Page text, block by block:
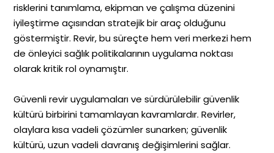
risklerini tanımlama, ekipman ve çalışma düzenini
iyileştirme açısından stratejik bir araç olduğunu
göstermiştir. Revir, bu süreçte hem veri merkezi hem
de önleyici sağlık politikalarının uygulama noktası
olarak kritik rol oynamıştır.
Güvenli revir uygulamaları ve sürdürülebilir güvenlik
kültürü birbirini tamamlayan kavramlardır. Revirler,
olaylara kısa vadeli çözümler sunarken; güvenlik
kültürü, uzun vadeli davranış değişimlerini sağlar.